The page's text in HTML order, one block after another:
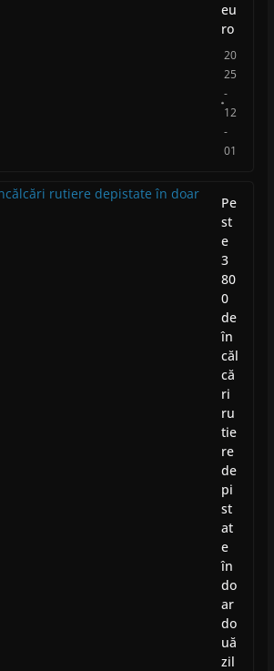
eu
ro
20
25
-
12
-
01
Pe
st
e
3
80
0
de
în
căl
că
ri
ru
tie
re
de
pi
st
at
e
în
do
ar
do
uă
zil